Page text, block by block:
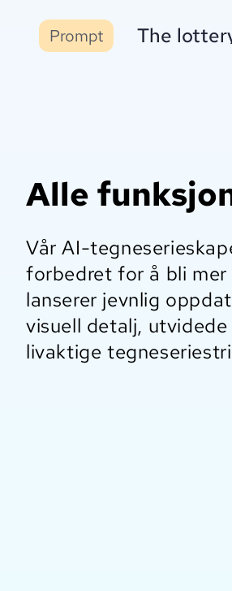
Prompt The
Alle
Vår AI-
forbedret for å bli mer
lanserer jevnlig
visuell detalj,
livaktige